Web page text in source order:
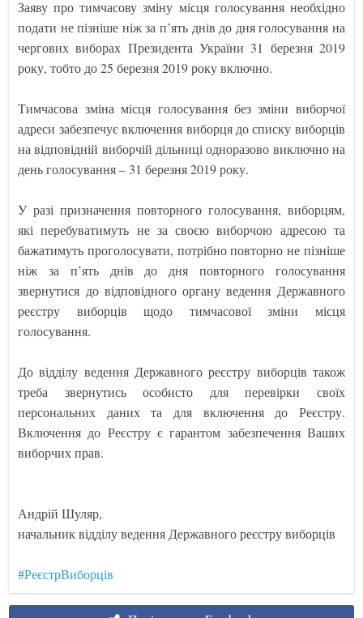
Заяву про тимчасову зміну місця голосування необхідно
подати не пізніше ніж за п’ять днів до дня голосування на
чергових виборах Президента України 31 березня 2019
року, тобто до 25 березня 2019 року включно.
Тимчасова зміна місця голосування без зміни виборчої
адреси забезпечує включення виборця до списку виборців
на відповідній виборчій дільниці одноразово виключно на
день голосування – 31 березня 2019 року.
У разі призначення повторного голосування, виборцям,
які перебуватимуть не за своєю виборчою адресою та
бажатимуть проголосувати, потрібно повторно не пізніше
ніж за п’ять днів до дня повторного голосування
звернутися до відповідного органу ведення Державного
реєстру виборців щодо тимчасової зміни місця
голосування.
До відділу ведення Державного реєстру виборців також
треба звернутись особисто для перевірки своїх
персональних даних та для включення до Реєстру.
Включення до Реєстру є гарантом забезпечення Ваших
виборчих прав.
Андрій Шуляр,
начальник відділу ведення Державного реєстру виборців
#РеєстрВиборців